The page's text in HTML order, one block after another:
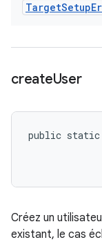
TargetSetup
createUser
public static
Créez un
existant, le cas